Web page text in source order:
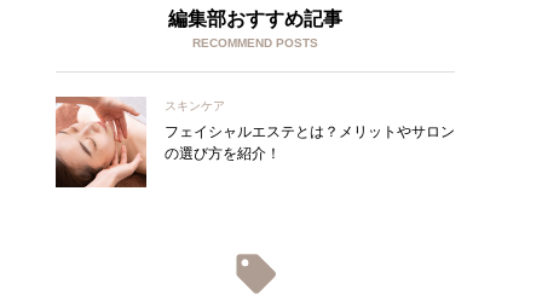
編集部おすすめ記事
RECOMMEND POSTS
スキンケア
フェイシャルエステとは？メリットやサロン
の選び方を紹介！